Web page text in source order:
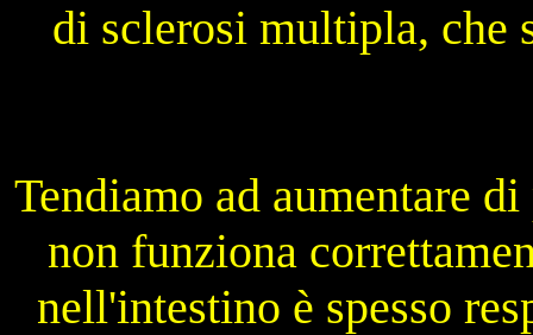
di sclerosi multipla, che
Tendiamo ad aumentare
non funziona
nell'intestino è spesso